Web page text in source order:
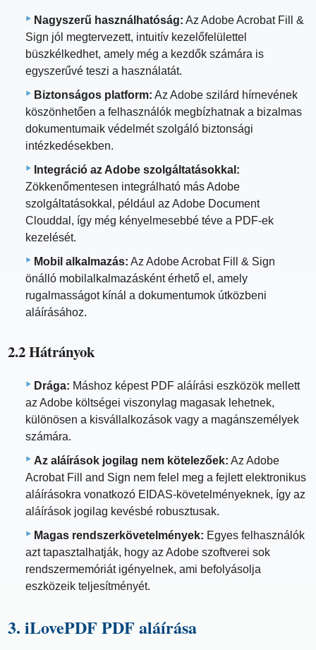
Nagyszerű használhatóság: Az Adobe Acrobat Fill &
Sign jól megtervezett, intuitív kezelőfelülettel
büszkélkedhet, amely még a kezdők számára is
egyszerűvé teszi a használatát.
Biztonságos platform: Az Adobe szilárd hírnevének
köszönhetően a felhasználók megbízhatnak a bizalmas
dokumentumaik védelmét szolgáló biztonsági
intézkedésekben.
Integráció az Adobe szolgáltatásokkal:
Zökkenőmentesen integrálható más Adobe
szolgáltatásokkal, például az Adobe Document
Clouddal, így még kényelmesebbé téve a PDF-ek
kezelését.
Mobil alkalmazás: Az Adobe Acrobat Fill & Sign
önálló mobilalkalmazásként érhető el, amely
rugalmasságot kínál a dokumentumok útközbeni
aláírásához.
2.2 Hátrányok
Drága: Máshoz képest PDF aláírási eszközök mellett
az Adobe költségei viszonylag magasak lehetnek,
különösen a kisvállalkozások vagy a magánszemélyek
számára.
Az aláírások jogilag nem kötelezőek: Az Adobe
Acrobat Fill and Sign nem felel meg a fejlett elektronikus
aláírásokra vonatkozó EIDAS-követelményeknek, így az
aláírások jogilag kevésbé robusztusak.
Magas rendszerkövetelmények: Egyes felhasználók
azt tapasztalhatják, hogy az Adobe szoftverei sok
rendszermemóriát igényelnek, ami befolyásolja
eszközeik teljesítményét.
3. iLovePDF PDF aláírása